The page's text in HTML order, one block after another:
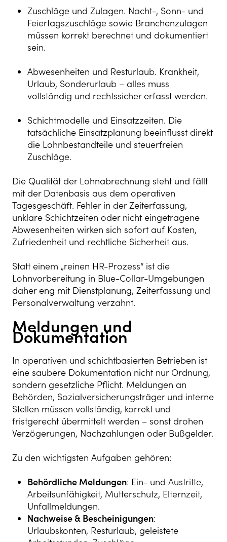
Zuschläge und Zulagen. Nacht-, Sonn- und
Feiertagszuschläge sowie Branchenzulagen
müssen korrekt berechnet und dokumentiert
sein.
Abwesenheiten und Resturlaub. Krankheit,
Urlaub, Sonderurlaub – alles muss
vollständig und rechtssicher erfasst werden.
Schichtmodelle und Einsatzzeiten. Die
tatsächliche Einsatzplanung beeinflusst direkt
die Lohnbestandteile und steuerfreien
Zuschläge.
Die Qualität der Lohnabrechnung steht und fällt
mit der Datenbasis aus dem operativen
Tagesgeschäft. Fehler in der Zeiterfassung,
unklare Schichtzeiten oder nicht eingetragene
Abwesenheiten wirken sich sofort auf Kosten,
Zufriedenheit und rechtliche Sicherheit aus.
Statt einem „reinen HR-Prozess“ ist die
Lohnvorbereitung in Blue-Collar-Umgebungen
daher eng mit Dienstplanung, Zeiterfassung und
Personalverwaltung verzahnt.
Meldungen und
Dokumentation
In operativen und schichtbasierten Betrieben ist
eine saubere Dokumentation nicht nur Ordnung,
sondern gesetzliche Pflicht. Meldungen an
Behörden, Sozialversicherungsträger und interne
Stellen müssen vollständig, korrekt und
fristgerecht übermittelt werden – sonst drohen
Verzögerungen, Nachzahlungen oder Bußgelder.
Zu den wichtigsten Aufgaben gehören:
Behördliche Meldungen: Ein- und Austritte,
Arbeitsunfähigkeit, Mutterschutz, Elternzeit,
Unfallmeldungen.
Nachweise & Bescheinigungen:
Urlaubskonten, Resturlaub, geleistete